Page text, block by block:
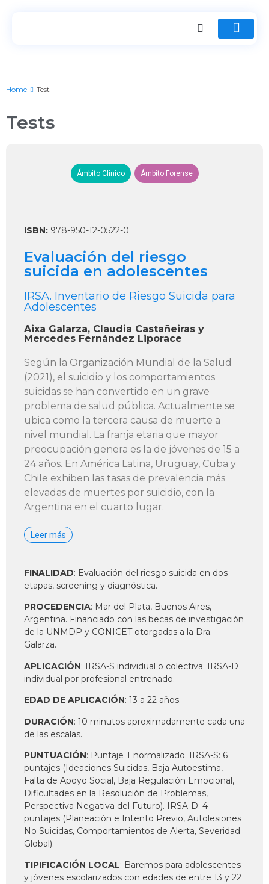
Home Test
Tests
Ámbito Clinico Ámbito Forense
ISBN: 978-950-12-0522-0
Evaluación del riesgo
suicida en adolescentes
IRSA. Inventario de Riesgo Suicida para
Adolescentes
Aixa Galarza, Claudia Castañeiras y
Mercedes Fernández Liporace
Según la Organización Mundial de la Salud
(2021), el suicidio y los comportamientos
suicidas se han convertido en un grave
problema de salud pública. Actualmente se
ubica como la tercera causa de muerte a
nivel mundial. La franja etaria que mayor
preocupación genera es la de jóvenes de 15 a
24 años. En América Latina, Uruguay, Cuba y
Chile exhiben las tasas de prevalencia más
elevadas de muertes por suicidio, con la
Argentina en el cuarto lugar.
Leer más
FINALIDAD: Evaluación del riesgo suicida en dos
etapas, screening y diagnóstica.
PROCEDENCIA: Mar del Plata, Buenos Aires,
Argentina. Financiado con las becas de investigación
de la UNMDP y CONICET otorgadas a la Dra.
Galarza.
APLICACIÓN: IRSA-S individual o colectiva. IRSA-D
individual por profesional entrenado.
EDAD DE APLICACIÓN: 13 a 22 años.
DURACIÓN: 10 minutos aproximadamente cada una
de las escalas.
PUNTUACIÓN: Puntaje T normalizado. IRSA-S: 6
puntajes (Ideaciones Suicidas, Baja Autoestima,
Falta de Apoyo Social, Baja Regulación Emocional,
Dificultades en la Resolución de Problemas,
Perspectiva Negativa del Futuro). IRSA-D: 4
puntajes (Planeación e Intento Previo, Autolesiones
No Suicidas, Comportamientos de Alerta, Severidad
Global).
TIPIFICACIÓN LOCAL: Baremos para adolescentes
y jóvenes escolarizados con edades de entre 13 y 22